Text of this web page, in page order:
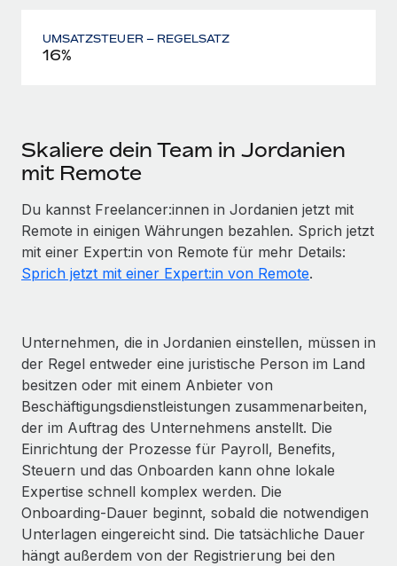
UMSATZSTEUER – REGELSATZ
16%
Skaliere dein Team in Jordanien
mit Remote
Du kannst Freelancer:innen in Jordanien jetzt mit
Remote in einigen Währungen bezahlen. Sprich jetzt
mit einer Expert:in von Remote für mehr Details:
Sprich jetzt mit einer Expert:in von Remote.
Unternehmen, die in Jordanien einstellen, müssen in
der Regel entweder eine juristische Person im Land
besitzen oder mit einem Anbieter von
Beschäftigungs­dienstleistungen zusammenarbeiten,
der im Auftrag des Unternehmens anstellt. Die
Einrichtung der Prozesse für Payroll, Benefits,
Steuern und das Onboarden kann ohne lokale
Expertise schnell komplex werden. Die
Onboarding‑Dauer beginnt, sobald die notwendigen
Unterlagen eingereicht sind. Die tatsächliche Dauer
hängt außerdem von der Registrierung bei den